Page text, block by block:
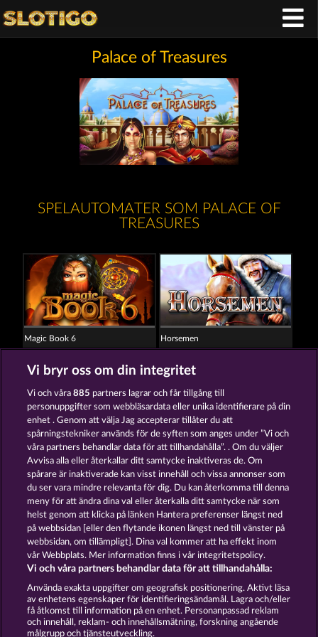
Palace of Treasures
SPELAUTOMATER SOM PALACE OF
TREASURES
Magic Book 6 Horsemen
Magic Book Gates of Persia
Användarvillkor Sekretesspolicy Avtryck
Om Företaget FAQ Partnerprogram
Facebook
Skicka in en begäran om att ångra köpet
Vi bryr oss om din integritet
Vi och våra885 partners lagrar och får tillgång till
personuppgifter som webbläsardata eller unika identifierare på din
enhet . Genom att välja Jag accepterar tillåter du att
spårningstekniker används för de syften som anges under ”Vi och
våra partners behandlar data för att tillhandahålla”. . Om du väljer
Avvisa alla eller återkallar ditt samtycke inaktiveras de. Om
spårare är inaktiverade kan visst innehåll och vissa annonser som
du ser vara mindre relevanta för dig. Du kan återkomma till denna
meny för att ändra dina val eller återkalla ditt samtycke när som
helst genom att klicka på länken Hantera preferenser längst ned
på webbsidan [eller den flytande ikonen längst ned till vänster på
webbsidan, om tillämpligt]. Dina val kommer att ha effekt inom
vår Webbplats. Mer information finns i vår integritetspolicy.
Vi och våra partners behandlar data för att tillhandahålla:
Använda exakta uppgifter om geografisk positionering. Aktivt läsa
av enhetens egenskaper för identifieringsändamål. Lagra och/eller
få åtkomst till information på en enhet. Personanpassad reklam
och innehåll, reklam- och innehållsmätning, forskning angående
målgrupp och tjänsteutveckling.